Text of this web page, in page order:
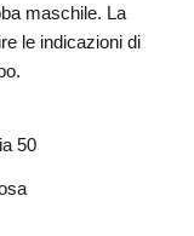
maschile. La
le indicazioni di
50